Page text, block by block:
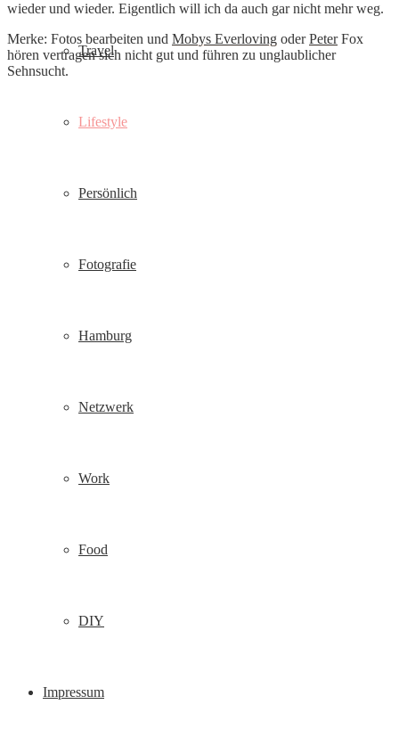
Travel
Lifestyle
Persönlich
Fotografie
Hamburg
Netzwerk
Work
Food
DIY
Impressum
wieder und wieder. Eigentlich will ich da auch gar nicht mehr weg.
Merke: Fotos bearbeiten und Mobys Everloving oderPeterFox
hören vertragen sich nicht gut und führen zu unglaublicher
Sehnsucht.